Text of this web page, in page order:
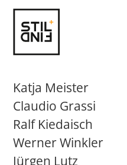
Katja Meister
Claudio Grassi
Ralf Kiedaisch
Werner Winkler
Jürgen Lutz